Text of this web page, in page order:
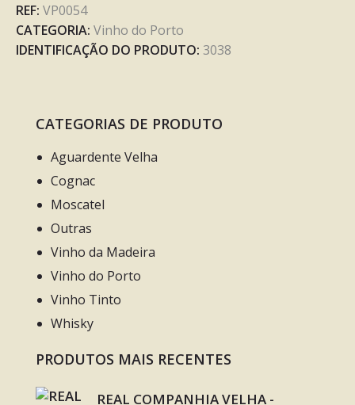
REF: VP0054
CATEGORIA: Vinho do Porto
IDENTIFICAÇÃO DO PRODUTO: 3038
CATEGORIAS DE PRODUTO
Aguardente Velha
Cognac
Moscatel
Outras
Vinho da Madeira
Vinho do Porto
Vinho Tinto
Whisky
PRODUTOS MAIS RECENTES
REAL COMPANHIA VELHA -